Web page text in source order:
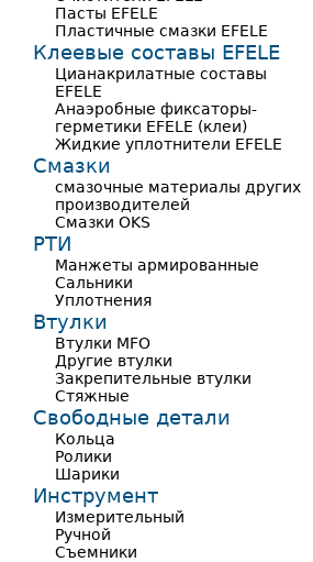
Пасты EFELE
Пластичные смазки EFELE
Клеевые составы EFELE
Цианакрилатные составы
EFELE
Анаэробные фиксаторы-
герметики EFELE (клеи)
Жидкие уплотнители EFELE
Смазки
смазочные материалы других
производителей
Смазки OKS
РТИ
Манжеты армированные
Сальники
Уплотнения
Втулки
Втулки MFO
Другие втулки
Закрепительные втулки
Стяжные
Свободные детали
Кольца
Ролики
Шарики
Инструмент
Измерительный
Ручной
Съемники